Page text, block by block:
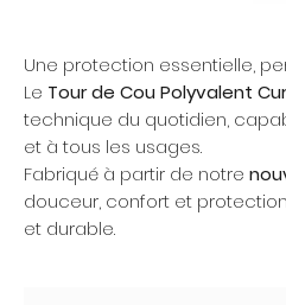
Une protection essentielle,
Le Tour de Cou Polyvalent
technique du quotidien,
et à tous les usages.
Fabriqué à partir de notre
douceur, confort et
et durable.